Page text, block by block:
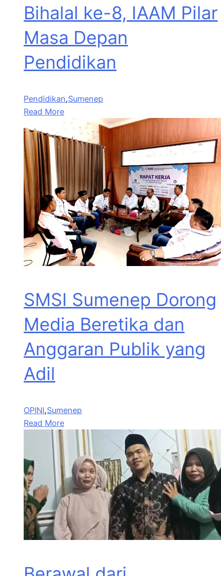
Bihalal ke-8, IAAM Pilar
Masa Depan
Pendidikan
Pendidikan,Sumenep
Read More
SMSI Sumenep Dorong
Media Beretika dan
Anggaran Publik yang
Adil
OPINI,Sumenep
Read More